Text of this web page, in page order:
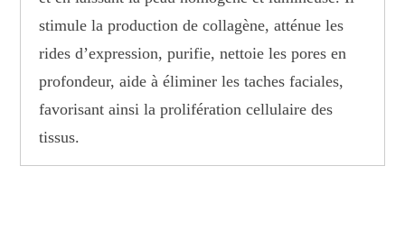
stimule la production de collagène, atténue les
rides d’expression, purifie, nettoie les pores en
profondeur, aide à éliminer les taches faciales,
favorisant ainsi la prolifération cellulaire des
tissus.